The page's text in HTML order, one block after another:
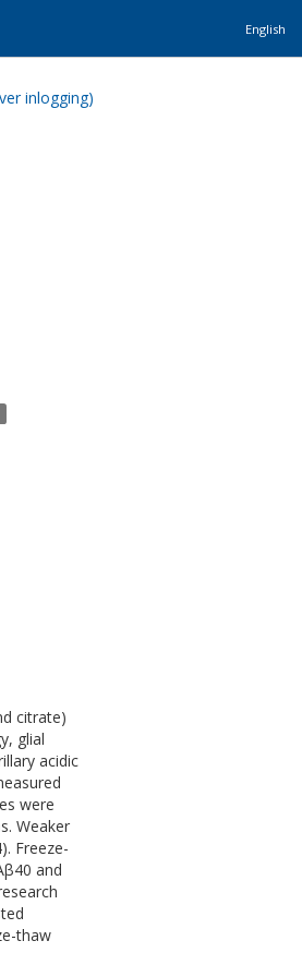
English
inlogging)
citrate)
glial
acidic
were
Weaker
Freeze-
and
thaw